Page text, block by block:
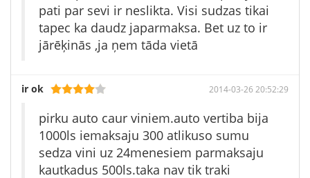
pati par sevi ir neslikta. Visi sudzas tikai
tapec ka daudz japarmaksa. Bet uz to ir
jārēķinās ,ja ņem tāda vietā
ir ok 2014-03-26 20:52:29
pirku auto caur viniem.auto vertiba bija
1000ls iemaksaju 300 atlikuso sumu
sedza vini uz 24menesiem parmaksaju
kautkadus 500ls.taka nav tik traki